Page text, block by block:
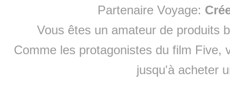
Partenaire Voyage:
Vous êtes un amateur de produits
Comme les protagonistes du film Five,
jusqu'à acheter